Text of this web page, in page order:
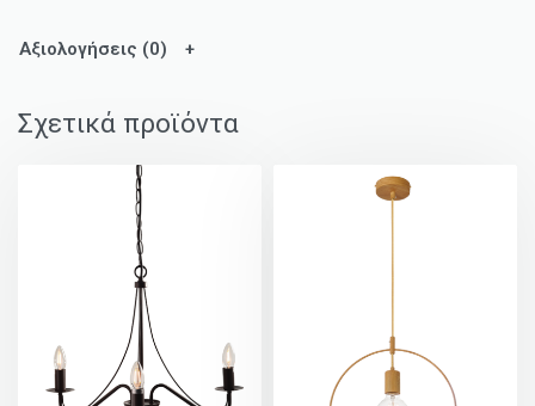
Αξιολογήσεις (0)
Σχετικά προϊόντα